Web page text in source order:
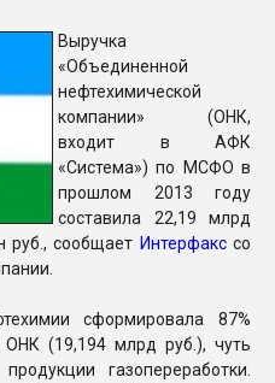
Выручка
«Объединенной
нефтехимической
компании» (ОНК,
входит в АФК
«Система») по МСФО в
прошлом 2013 году
составила 22,19 млрд
руб., сообщает Интерфакссо
сформировала 87%
ОНК (19,194 млрд руб.), чуть
газопереработки.